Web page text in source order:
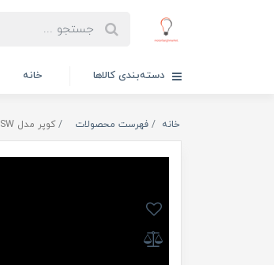
دسته‌بندی کالاها خانه
خانه فهرست محصولات کوپر مدل CP2500ISW سایلنت